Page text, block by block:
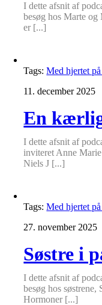
I dette afsnit af
besøg hos Marte
er [...]
Tags:Med hjertet
11. december 2025
En
I dette afsnit af
inviteret Anne
Niels J [...]
Tags:Med hjertet
27. november 2025
Søstre i
I dette afsnit af
besøg hos
Hormoner [...]